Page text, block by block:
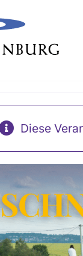
content
Diese